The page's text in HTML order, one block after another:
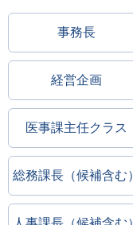
事務長
経営企画
医事課主任クラス
総務課長（候補含む）